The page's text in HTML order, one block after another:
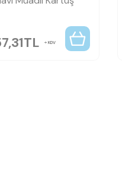
TL KDV